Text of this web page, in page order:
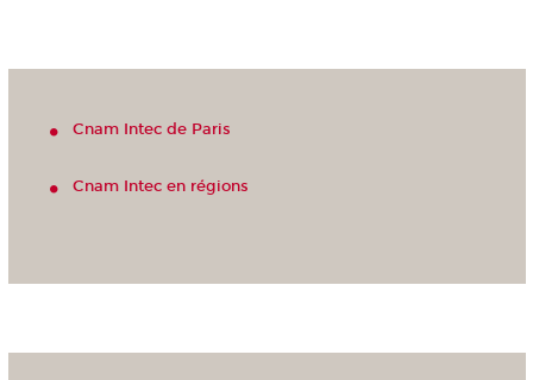
Cnam Intec de Paris
Cnam Intec en régions